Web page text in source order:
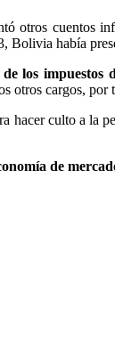
otros cuentos
Bolivia había
los impuestos
otros cargos,
hacer culto a la
de